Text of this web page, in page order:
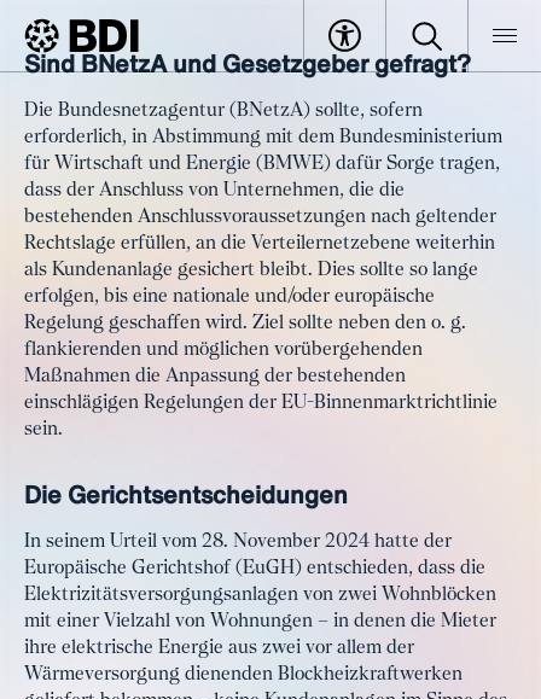
BDI Artikel
Artikel
Kundenanlagen: Auswirkungen
der Entscheidungen von EuGH
und BGH? – Bürokratieflut ohne
Nutzen verhindern
Sind BNetzA und Gesetzgeber gefragt?
Die Bundesnetzagentur (BNetzA) sollte, sofern
erforderlich, in Abstimmung mit dem Bundesministerium
für Wirtschaft und Energie (BMWE) dafür Sorge tragen,
dass der Anschluss von Unternehmen, die die
bestehenden Anschlussvoraussetzungen nach geltender
Rechtslage erfüllen, an die Verteilernetzebene weiterhin
als Kundenanlage gesichert bleibt. Dies sollte so lange
erfolgen, bis eine nationale und/oder europäische
Regelung geschaffen wird. Ziel sollte neben den o. g.
flankierenden und möglichen vorübergehenden
Maßnahmen die Anpassung der bestehenden
einschlägigen Regelungen der EU-Binnenmarktrichtlinie
sein.
Die Gerichtsentscheidungen
In seinem Urteil vom 28. November 2024 hatte der
Europäische Gerichtshof (EuGH) entschieden, dass die
Elektrizitätsversorgungsanlagen von zwei Wohnblöcken
mit einer Vielzahl von Wohnungen – in denen die Mieter
ihre elektrische Energie aus zwei vor allem der
Wärmeversorgung dienenden Blockheizkraftwerken